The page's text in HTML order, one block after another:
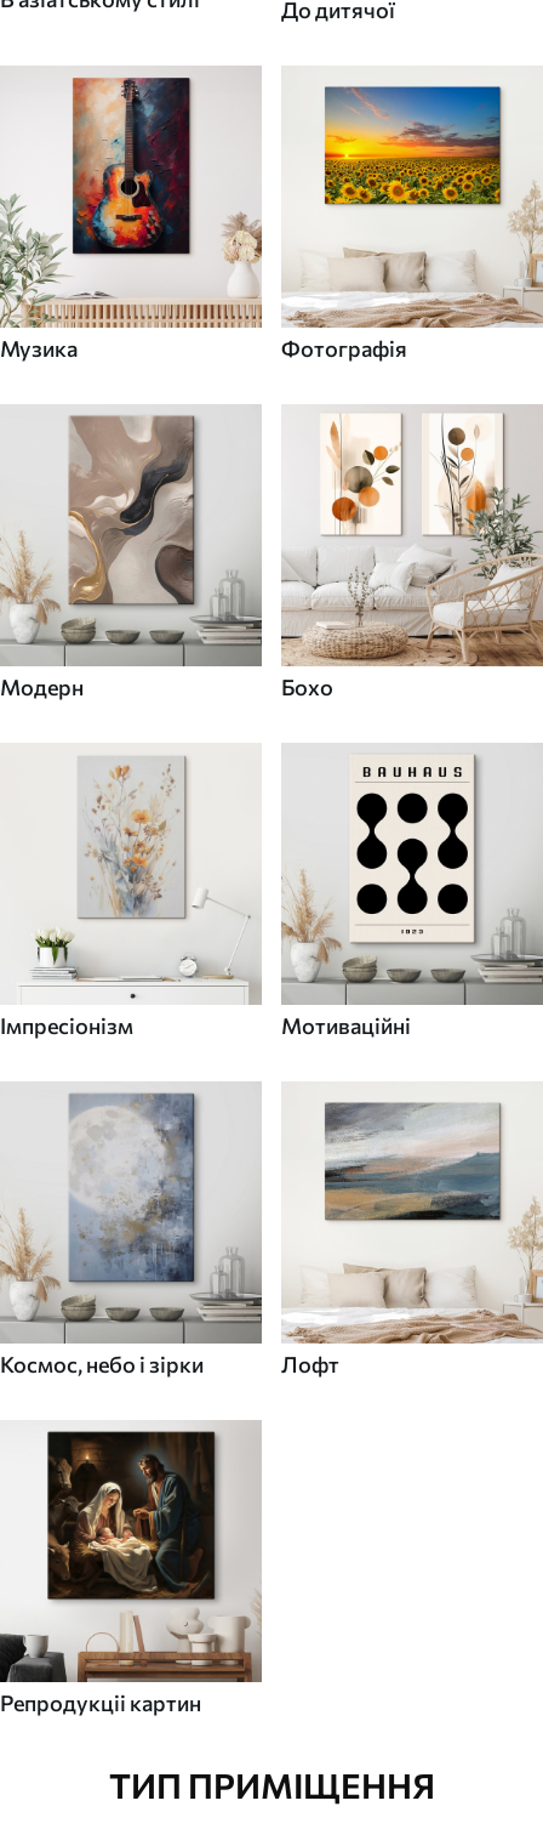
До дитячої
Музика Фотографія
Модерн Бохо
Імпресіонізм Мотиваційні
Космос, небо і зірки Лофт
Репродукціі картин
ТИП ПРИМІЩЕННЯ